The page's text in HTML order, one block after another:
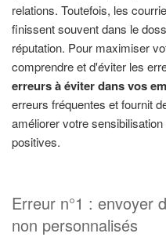
relations. Toutefois, les
finissent souvent dans le
réputation. Pour maximiser
comprendre et d'éviter les
erreurs à éviter dans vos
erreurs fréquentes et fournit
améliorer votre
positives.
Erreur n°1 : envoyer
non personnalisés